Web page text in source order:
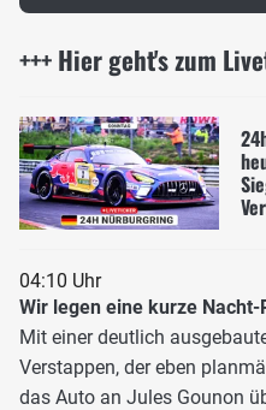
+++ Hier geht's zum
04:10 Uhr
Wir legen eine kurze
Mit einer deutlich
Verstappen, der eben
das Auto an Jules Gounon